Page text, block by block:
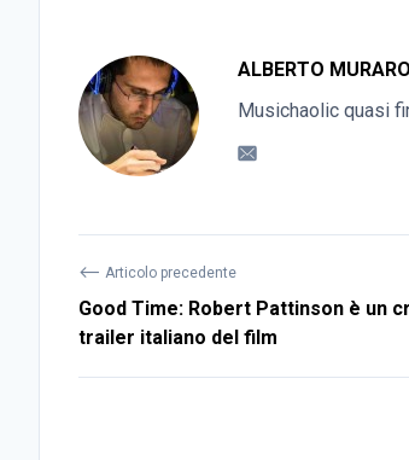
ALBERTO MURARO
Musichaolic quasi
⟵ Articolo precedente
Good Time: Robert Pattinson è un
trailer italiano del film